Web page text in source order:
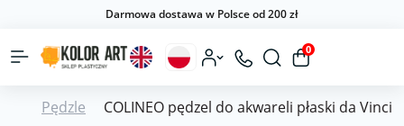
Darmowa dostawa w Polsce od 200 zł
0
Pędzle COLINEO pędzel do akwareli płaski da Vinci